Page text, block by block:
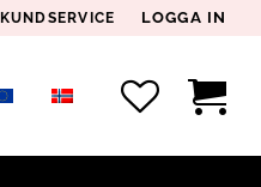
KUNDSERVICE LOGGA IN